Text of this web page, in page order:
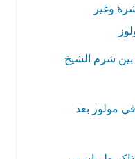
الشيخ
بعد